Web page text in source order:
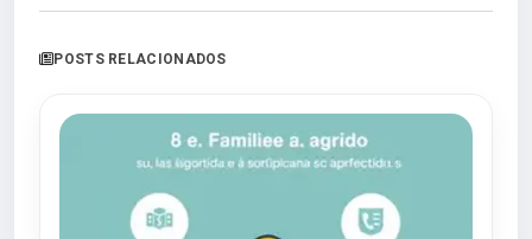
POSTS RELACIONADOS